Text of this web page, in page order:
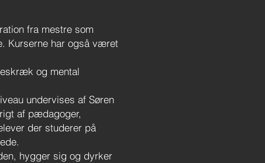
fra mestre som
Kurserne har også været
og mental
undervises af Søren
af pædagoger,
der studerer på
hygger sig og dyrker